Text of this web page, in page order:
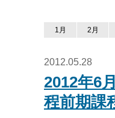
1月 2月
2012.05.28
2012年6
程前期課